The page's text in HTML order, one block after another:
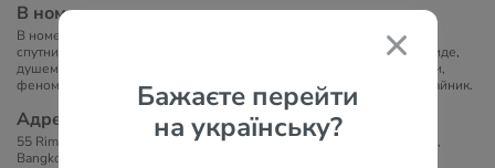
Бажаєте перейти
на українську?
В номерах
В номерах есть кондиционер, телевизор с плоским экраном и
спутниковыми каналами, сейф, гостиная зона и ванная комната с биде,
душем, бесплатными туалетно-косметическими принадлежностями,
феном. Есть тапочки, постельное белье и полотенца, кофеварка/чайник.
Адрес
55 Rimthangrotfaisaipaknam Road, Khwaeng Khlong Toei, Khlong Toei,
Bangkok 10110, Таиланд